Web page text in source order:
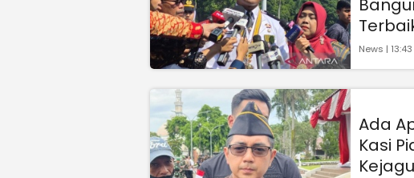
News | 13:43
Ada
Kasi